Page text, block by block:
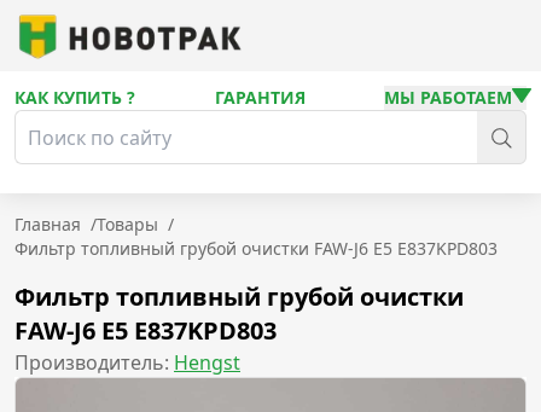
КАК КУПИТЬ ? ГАРАНТИЯ МЫ РАБОТАЕМ
Главная /Товары /
Фильтр топливный грубой очистки FAW-J6 Е5 E837KPD803
Фильтр топливный грубой очистки
FAW-J6 Е5 E837KPD803
Производитель: Hengst